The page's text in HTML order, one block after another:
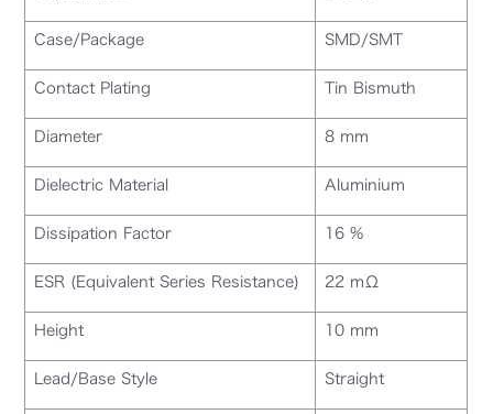
Case/Package SMD/SMT
Contact Plating Tin Bismuth
Diameter 8 mm
Dielectric Material Aluminium
Dissipation Factor 16 %
ESR (Equivalent Series Resistance) 22 mΩ
Height 10 mm
Lead/Base Style Straight